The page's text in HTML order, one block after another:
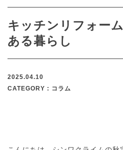
キッチンリフォー
ある暮らし
2025.04.10
CATEGORY : コラム